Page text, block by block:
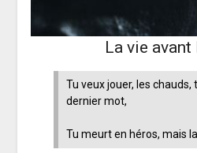
La vie
Tu veux jouer, les chauds,
dernier mot,
Tu meurt en héros, mais